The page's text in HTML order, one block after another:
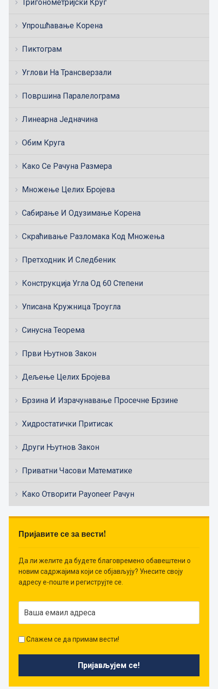
Тригонометријски Круг
Упрошћавање Корена
Пиктограм
Углови На Трансверзали
Површина Паралелограма
Линеарна Једначина
Обим Круга
Како Се Рачуна Размера
Множење Целих Бројева
Сабирање И Одузимање Корена
Скраћивање Разломака Код Множења
Претходник И Следбеник
Конструкција Угла Од 60 Степени
Уписана Кружница Троугла
Синусна Теорема
Први Њутнов Закон
Дељење Целих Бројева
Брзина И Израчунавање Просечне Брзине
Хидростатички Притисак
Други Њутнов Закон
Приватни Часови Математике
Како Отворити Payoneer Рачун
Пријавите се за вести!
Да ли желите да будете благовремено обавештени о
новим садржајима који се објављују? Унесите своју
адресу е-поште и региструјте се.
Слажем се да примам вести!